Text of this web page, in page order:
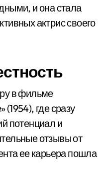
и она стала
актрис своего
в фильме
где сразу
потенциал и
отзывы от
ее карьера пошла